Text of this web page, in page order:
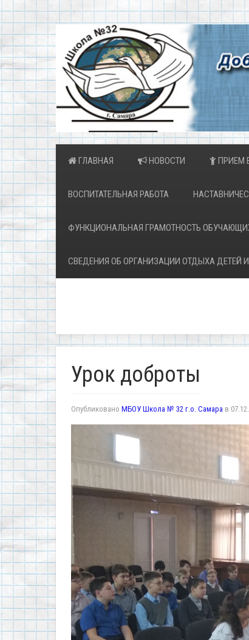
ГЛАВНАЯ НОВОСТИ ПРИЕМ
ВОСПИТАТЕЛЬНАЯ РАБОТА
ФУНКЦИОНАЛЬНАЯ ГРАМОТНОСТЬ
СВЕДЕНИЯ ОБ ОРГАНИЗАЦИИ ОТДЫХА ДЕТЕЙ
Урок доброты
Опубликовано МБОУ Школа № 32 г.о. Самара в